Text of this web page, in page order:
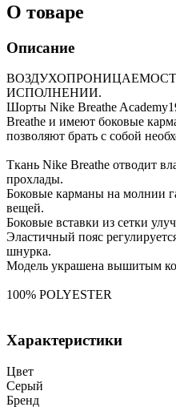
О товаре
Описание
ИСПОЛНЕНИИ.
Шорты Nike Breathe
Breathe и имеют боковые
позволяют брать с собой
Ткань Nike Breathe отводит
прохлады.
Боковые карманы на молнии
вещей.
Боковые вставки из сетки
Эластичный пояс
шнурка.
Модель украшена вышитым
100% POLYESTER
Характеристики
Цвет
Серый
Бренд